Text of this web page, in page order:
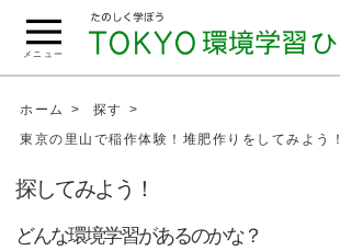
ペ
本
メニュー
ホーム
探す
東京の里山で稲作体験！堆肥作りをしてみよう！
探してみよう！
どんな環境学習があるのかな？